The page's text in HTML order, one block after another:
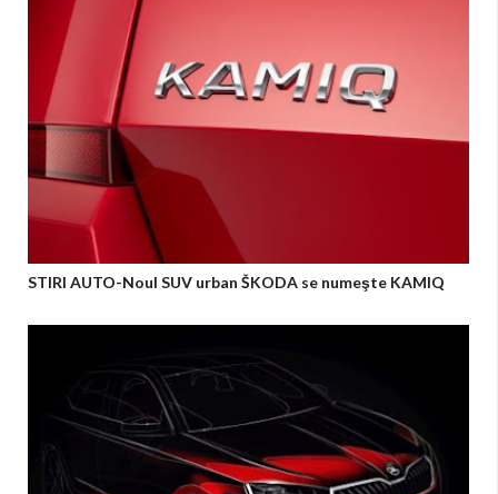
STIRI AUTO-Noul SUV urban ŠKODA se numeşte KAMIQ